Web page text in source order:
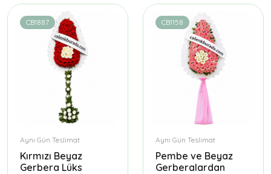
CB1887
Aynı Gün Teslimat
Kırmızı Beyaz
Gerbera Lüks
CB1158
Aynı Gün Teslimat
Pembe ve Beyaz
Gerberalardan